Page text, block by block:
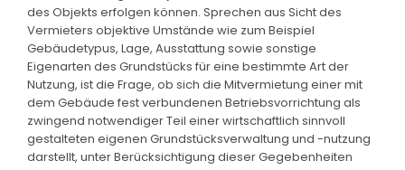
des Objekts erfolgen können. Sprechen aus Sicht des
Vermieters objektive Umstände wie zum Beispiel
Gebäudetypus, Lage, Ausstattung sowie sonstige
Eigenarten des Grundstücks für eine bestimmte Art der
Nutzung, ist die Frage, ob sich die Mitvermietung einer mit
dem Gebäude fest verbundenen Betriebsvorrichtung als
zwingend notwendiger Teil einer wirtschaftlich sinnvoll
gestalteten eigenen Grundstücksverwaltung und -nutzung
darstellt, unter Berücksichtigung dieser Gegebenheiten